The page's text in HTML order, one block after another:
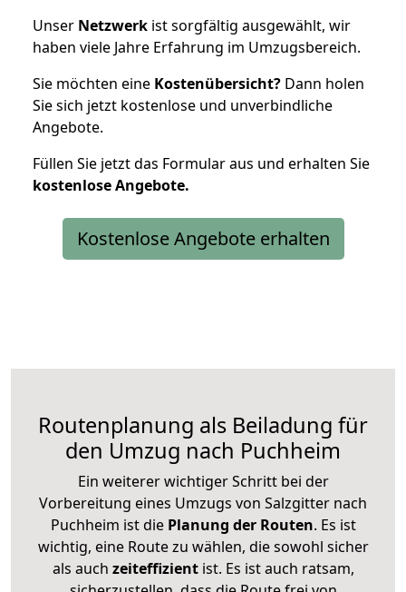
Unser Netzwerk ist sorgfältig ausgewählt, wir
haben viele Jahre Erfahrung im Umzugsbereich.
Sie möchten eine Kostenübersicht? Dann holen
Sie sich jetzt kostenlose und unverbindliche
Angebote.
Füllen Sie jetzt das Formular aus und erhalten Sie
kostenloseAngebote.
Kostenlose Angebote erhalten
Routenplanung als Beiladung für
den Umzug nach Puchheim
Ein weiterer wichtiger Schritt bei der
Vorbereitung eines Umzugs von Salzgitter nach
Puchheim ist diePlanung der Routen. Es ist
wichtig, eine Route zu wählen, die sowohl sicher
als auch zeiteffizientist. Es ist auch ratsam,